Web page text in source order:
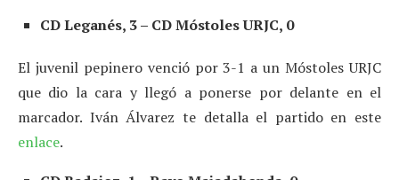
CD Leganés, 3 – CD Móstoles URJC, 0
El juvenil pepinero venció por 3-1 a un Móstoles URJC
que dio la cara y llegó a ponerse por delante en el
marcador. Iván Álvarez te detalla el partido en este
enlace.